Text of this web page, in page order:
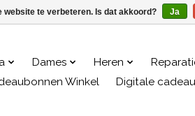
Dames Heren
Winkel Digitale
website te verbeteren. Is dat akkoord? Ja